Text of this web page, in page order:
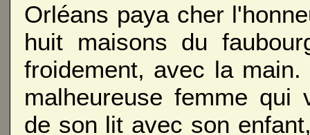
Orléans paya cher
huit maisons du
froidement, avec la
malheureuse femme qui
de son lit avec son